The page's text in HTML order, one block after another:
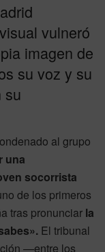
vulneró
imagen de
su voz y su
su
al grupo
una
socorrista
de los primeros
tras pronunciar la
El tribunal
—entre los